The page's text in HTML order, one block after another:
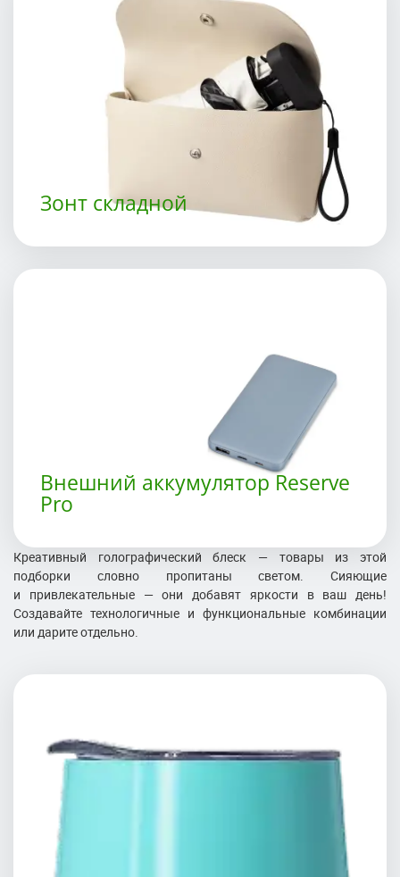
Зонт складной
Внешний аккумулятор Reserve
Pro
Креативный голографический блеск — товары из этой
подборки словно пропитаны светом. Сияющие
и привлекательные — они добавят яркости в ваш день!
Создавайте технологичные и функциональные комбинации
или дарите отдельно.